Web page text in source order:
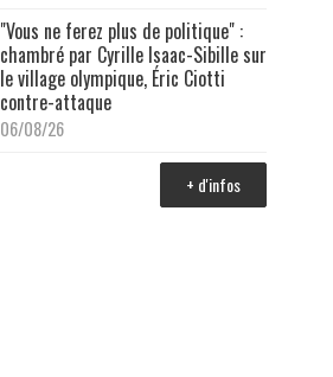
"Vous ne ferez plus de politique" :
chambré par Cyrille Isaac-Sibille sur
le village olympique, Éric Ciotti
contre-attaque
06/08/26
+ d'infos